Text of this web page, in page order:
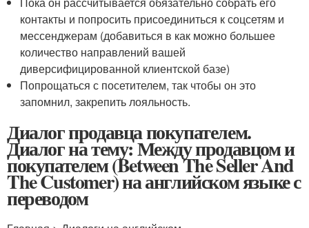
контакты и попросить присоединиться к соцсетям и
мессенджерам (добавиться в как можно большее
количество направлений вашей
диверсифицированной клиентской базе)
Попрощаться с посетителем, так чтобы он это
запомнил, закрепить лояльность.
Диалог продавца покупателем.
Диалог на тему: Между продавцом и
покупателем (Between The Seller And
The Customer) на английском языке с
переводом